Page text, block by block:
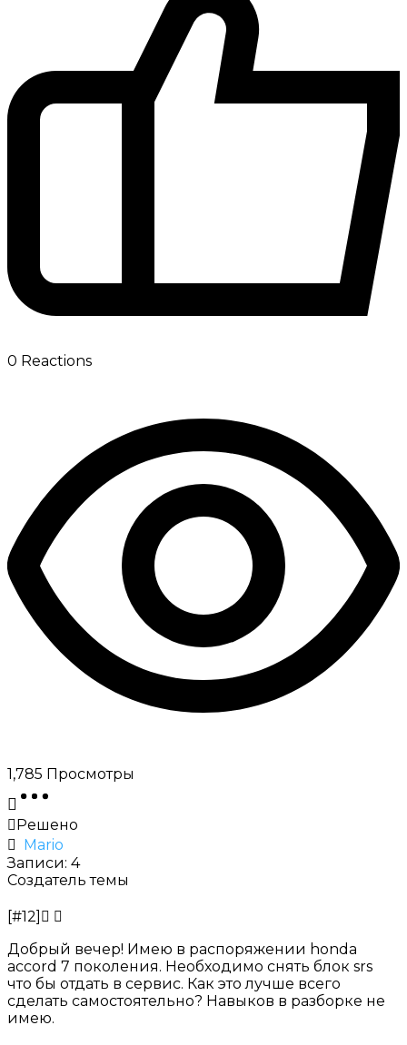
0 Reactions
1,785 Просмотры
Решено
Mario
Записи: 4
Создатель темы
[#12]
Добрый вечер! Имею в распоряжении honda
accord 7 поколения. Необходимо снять блок srs
что бы отдать в сервис. Как это лучше всего
сделать самостоятельно? Навыков в разборке не
имею.